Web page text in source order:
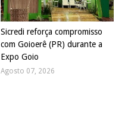
Sicredi reforça compromisso
com Goioerê (PR) durante a
Expo Goio
Agosto 07, 2026